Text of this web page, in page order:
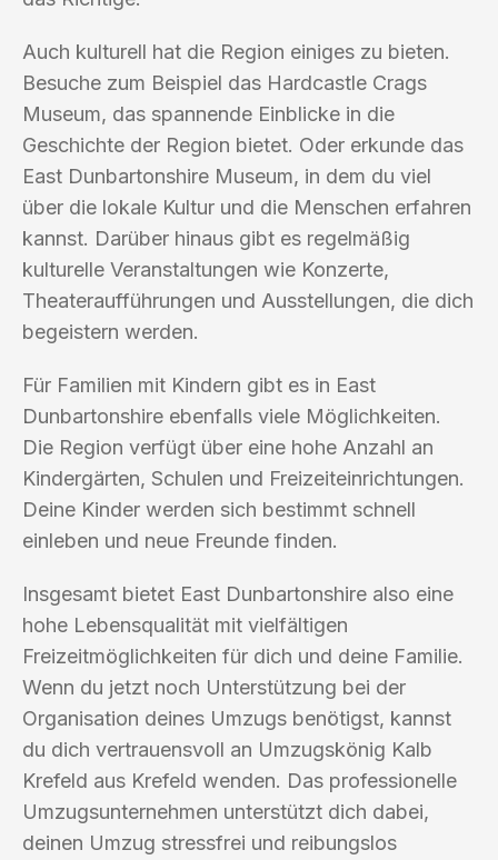
Auch kulturell hat die Region einiges zu bieten.
Besuche zum Beispiel das Hardcastle Crags
Museum, das spannende Einblicke in die
Geschichte der Region bietet. Oder erkunde das
East Dunbartonshire Museum, in dem du viel
über die lokale Kultur und die Menschen erfahren
kannst. Darüber hinaus gibt es regelmäßig
kulturelle Veranstaltungen wie Konzerte,
Theateraufführungen und Ausstellungen, die dich
begeistern werden.
Für Familien mit Kindern gibt es in East
Dunbartonshire ebenfalls viele Möglichkeiten.
Die Region verfügt über eine hohe Anzahl an
Kindergärten, Schulen und Freizeiteinrichtungen.
Deine Kinder werden sich bestimmt schnell
einleben und neue Freunde finden.
Insgesamt bietet East Dunbartonshire also eine
hohe Lebensqualität mit vielfältigen
Freizeitmöglichkeiten für dich und deine Familie.
Wenn du jetzt noch Unterstützung bei der
Organisation deines Umzugs benötigst, kannst
du dich vertrauensvoll an Umzugskönig Kalb
Krefeld aus Krefeld wenden. Das professionelle
Umzugsunternehmen unterstützt dich dabei,
deinen Umzug stressfrei und reibungslos